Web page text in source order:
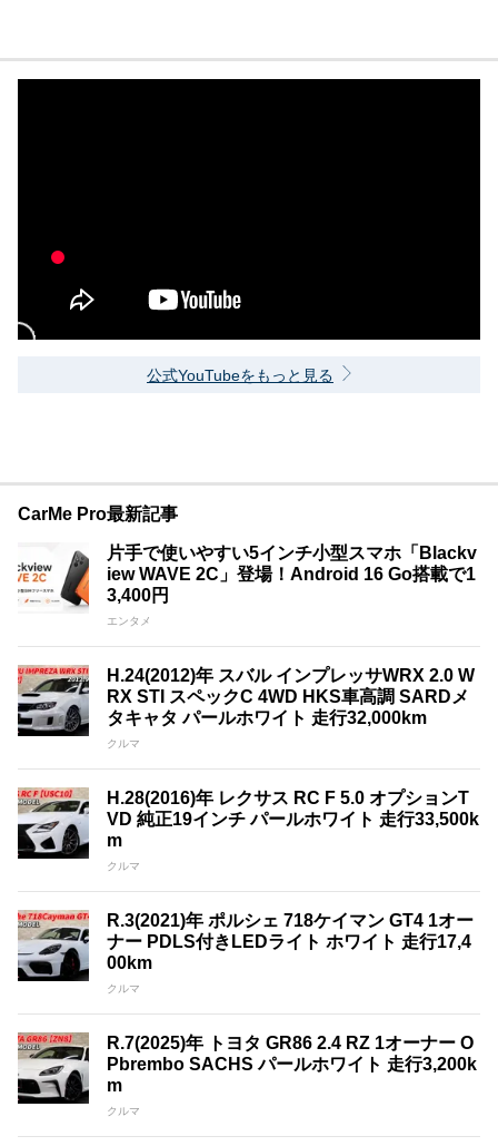
公式YouTubeをもっと見る
CarMe Pro最新記事
片手で使いやすい5インチ小型スマホ「Blackv
iew WAVE 2C」登場！Android 16 Go搭載で1
3,400円
エンタメ
H.24(2012)年 スバル インプレッサWRX 2.0 W
RX STI スペックC 4WD HKS車高調 SARDメ
タキャタ パールホワイト 走行32,000km
クルマ
H.28(2016)年 レクサス RC F 5.0 オプションT
VD 純正19インチ パールホワイト 走行33,500k
m
クルマ
R.3(2021)年 ポルシェ 718ケイマン GT4 1オー
ナー PDLS付きLEDライト ホワイト 走行17,4
00km
クルマ
R.7(2025)年 トヨタ GR86 2.4 RZ 1オーナー O
Pbrembo SACHS パールホワイト 走行3,200k
m
クルマ